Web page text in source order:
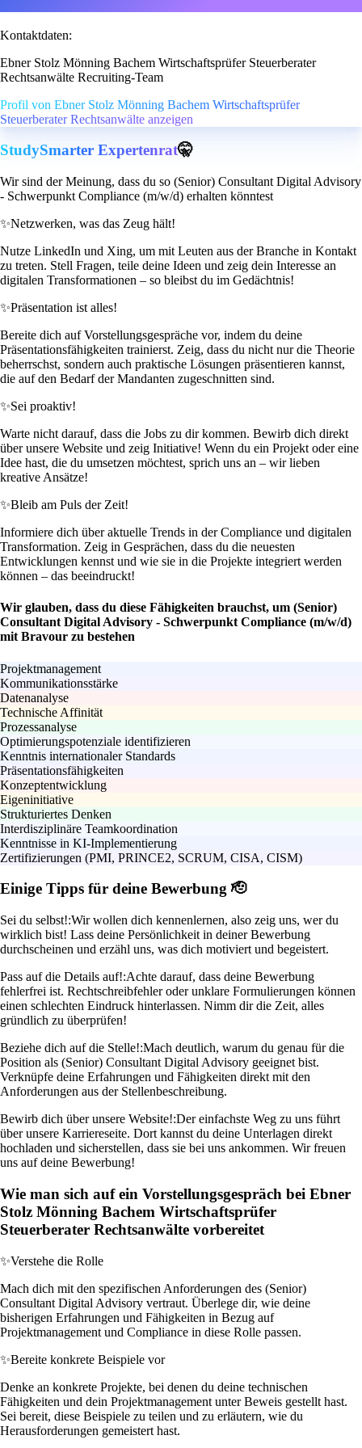
Kontaktdaten:
Ebner Stolz Mönning Bachem Wirtschaftsprüfer Steuerberater
Rechtsanwälte Recruiting-Team
Profil von Ebner Stolz Mönning Bachem Wirtschaftsprüfer
Steuerberater Rechtsanwälte anzeigen
StudySmarter Expertenrat🤫
Wir sind der Meinung, dass du so (Senior) Consultant Digital Advisory
- Schwerpunkt Compliance (m/w/d) erhalten könntest
✨Netzwerken, was das Zeug hält!
Nutze LinkedIn und Xing, um mit Leuten aus der Branche in Kontakt
zu treten. Stell Fragen, teile deine Ideen und zeig dein Interesse an
digitalen Transformationen – so bleibst du im Gedächtnis!
✨Präsentation ist alles!
Bereite dich auf Vorstellungsgespräche vor, indem du deine
Präsentationsfähigkeiten trainierst. Zeig, dass du nicht nur die Theorie
beherrschst, sondern auch praktische Lösungen präsentieren kannst,
die auf den Bedarf der Mandanten zugeschnitten sind.
✨Sei proaktiv!
Warte nicht darauf, dass die Jobs zu dir kommen. Bewirb dich direkt
über unsere Website und zeig Initiative! Wenn du ein Projekt oder eine
Idee hast, die du umsetzen möchtest, sprich uns an – wir lieben
kreative Ansätze!
✨Bleib am Puls der Zeit!
Informiere dich über aktuelle Trends in der Compliance und digitalen
Transformation. Zeig in Gesprächen, dass du die neuesten
Entwicklungen kennst und wie sie in die Projekte integriert werden
können – das beeindruckt!
Wir glauben, dass du diese Fähigkeiten brauchst, um (Senior)
Consultant Digital Advisory - Schwerpunkt Compliance (m/w/d)
mit Bravour zu bestehen
Projektmanagement
Kommunikationsstärke
Datenanalyse
Technische Affinität
Prozessanalyse
Optimierungspotenziale identifizieren
Kenntnis internationaler Standards
Präsentationsfähigkeiten
Konzeptentwicklung
Eigeninitiative
Strukturiertes Denken
Interdisziplinäre Teamkoordination
Kenntnisse in KI-Implementierung
Zertifizierungen (PMI, PRINCE2, SCRUM, CISA, CISM)
Einige Tipps für deine Bewerbung 🫡
Sei du selbst!:Wir wollen dich kennenlernen, also zeig uns, wer du
wirklich bist! Lass deine Persönlichkeit in deiner Bewerbung
durchscheinen und erzähl uns, was dich motiviert und begeistert.
Pass auf die Details auf!:Achte darauf, dass deine Bewerbung
fehlerfrei ist. Rechtschreibfehler oder unklare Formulierungen können
einen schlechten Eindruck hinterlassen. Nimm dir die Zeit, alles
gründlich zu überprüfen!
Beziehe dich auf die Stelle!:Mach deutlich, warum du genau für die
Position als (Senior) Consultant Digital Advisory geeignet bist.
Verknüpfe deine Erfahrungen und Fähigkeiten direkt mit den
Anforderungen aus der Stellenbeschreibung.
Bewirb dich über unsere Website!:Der einfachste Weg zu uns führt
über unsere Karriereseite. Dort kannst du deine Unterlagen direkt
hochladen und sicherstellen, dass sie bei uns ankommen. Wir freuen
uns auf deine Bewerbung!
Wie man sich auf ein Vorstellungsgespräch bei Ebner
Stolz Mönning Bachem Wirtschaftsprüfer
Steuerberater Rechtsanwälte vorbereitet
✨Verstehe die Rolle
Mach dich mit den spezifischen Anforderungen des (Senior)
Consultant Digital Advisory vertraut. Überlege dir, wie deine
bisherigen Erfahrungen und Fähigkeiten in Bezug auf
Projektmanagement und Compliance in diese Rolle passen.
✨Bereite konkrete Beispiele vor
Denke an konkrete Projekte, bei denen du deine technischen
Fähigkeiten und dein Projektmanagement unter Beweis gestellt hast.
Sei bereit, diese Beispiele zu teilen und zu erläutern, wie du
Herausforderungen gemeistert hast.